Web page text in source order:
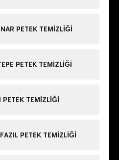
PETEK TEMIZLIĞI
PETEK TEMIZLIĞI
PETEK TEMIZLIĞI
PETEK TEMIZLIĞI